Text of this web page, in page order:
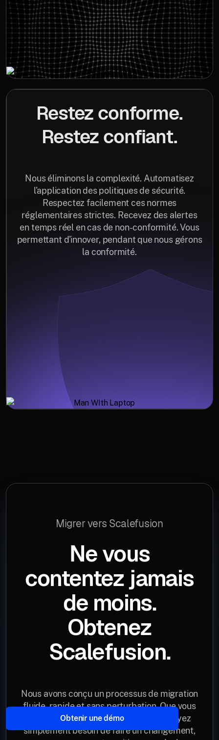
Restez conforme.
Restez confiant.
Nous éliminons la complexité. Automatisez
l'application des politiques de sécurité.
Respectez facilement ces normes
réglementaires strictes. Recevez des alertes
en temps réel en cas de non-conformité. Vous
permettant d'innover, pendant que nous gérons
la conformité.
Migrer vers Scalefusion
Ne vous
contentez jamais
de moins.
Obtenez
Scalefusion.
Nous avons conçu un processus de migration
fluide, rapide et sans perturbation. Que vous
passiez d'un autre MDM ou que vous ayez
simplement besoin de faire un changement,
Obtenir une démo